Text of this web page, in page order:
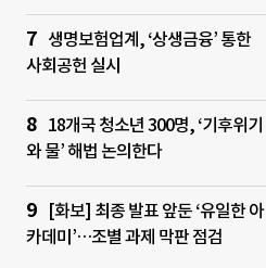
생명보험업계, ‘상생금융’ 통한
사회공헌 실시
18개국 청소년 300명, ‘기후위기
와 물’ 해법 논의한다
[화보] 최종 발표 앞둔 ‘유일한 아
카데미’…조별 과제 막판 점검